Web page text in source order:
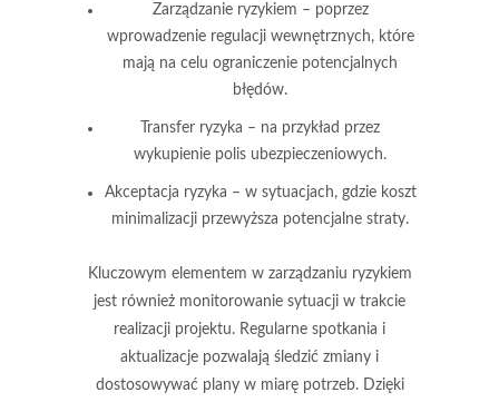
Zarządzanie ryzykiem – poprzez
wprowadzenie regulacji wewnętrznych, które
mają na celu ograniczenie potencjalnych
błędów.
Transfer ryzyka – na przykład przez
wykupienie polis ubezpieczeniowych.
Akceptacja ryzyka – w sytuacjach, gdzie koszt
minimalizacji przewyższa potencjalne straty.
Kluczowym elementem w zarządzaniu ryzykiem
jest również monitorowanie sytuacji w trakcie
realizacji projektu. Regularne spotkania i
aktualizacje pozwalają śledzić zmiany i
dostosowywać plany w miarę potrzeb. Dzięki